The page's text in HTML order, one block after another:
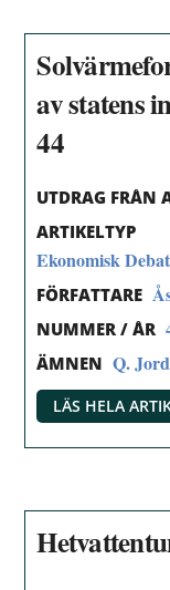
av statens
44
UTDRAG FRÅN
ARTIKELTYP
Ekonomisk
FÖRFATTARE
NUMMER / ÅR
ÄMNEN Q.
LÄS HELA